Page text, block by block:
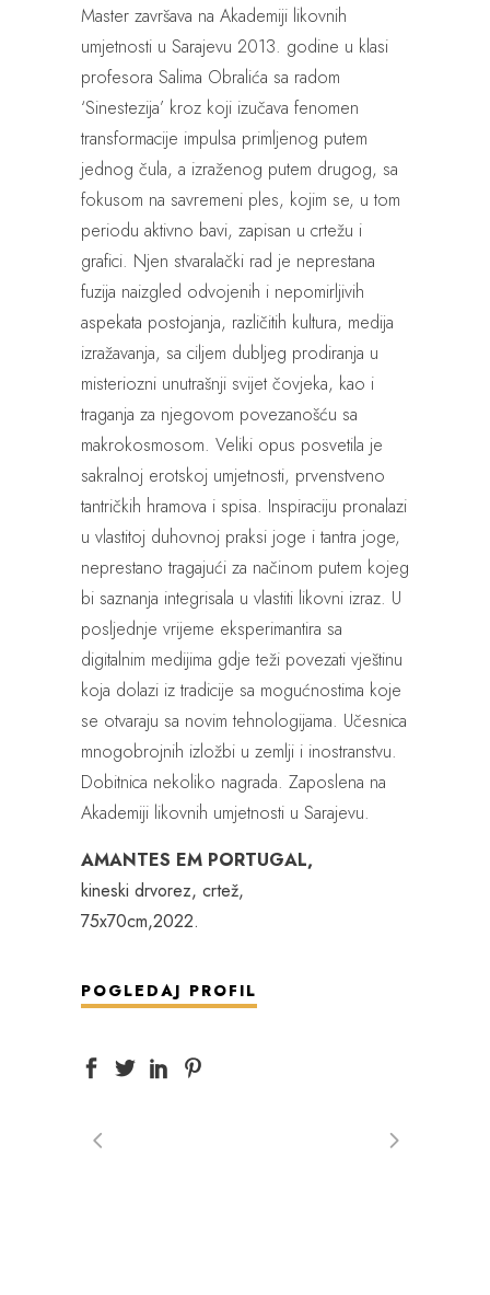
Master završava na Akademiji likovnih
umjetnosti u Sarajevu 2013. godine u klasi
profesora Salima Obralića sa radom
‘Sinestezija’ kroz koji izučava fenomen
transformacije impulsa primljenog putem
jednog čula, a izraženog putem drugog, sa
fokusom na savremeni ples, kojim se, u tom
periodu aktivno bavi, zapisan u crtežu i
grafici. Njen stvaralački rad je neprestana
fuzija naizgled odvojenih i nepomirljivih
aspekata postojanja, različitih kultura, medija
izražavanja, sa ciljem dubljeg prodiranja u
misteriozni unutrašnji svijet čovjeka, kao i
traganja za njegovom povezanošću sa
makrokosmosom. Veliki opus posvetila je
sakralnoj erotskoj umjetnosti, prvenstveno
tantričkih hramova i spisa. Inspiraciju pronalazi
u vlastitoj duhovnoj praksi joge i tantra joge,
neprestano tragajući za načinom putem kojeg
bi saznanja integrisala u vlastiti likovni izraz. U
posljednje vrijeme eksperimantira sa
digitalnim medijima gdje teži povezati vještinu
koja dolazi iz tradicije sa mogućnostima koje
se otvaraju sa novim tehnologijama. Učesnica
mnogobrojnih izložbi u zemlji i inostranstvu.
Dobitnica nekoliko nagrada. Zaposlena na
Akademiji likovnih umjetnosti u Sarajevu.
AMANTES EM PORTUGAL,
kineski drvorez, crtež,
75x70cm,2022.
POGLEDAJ PROFIL